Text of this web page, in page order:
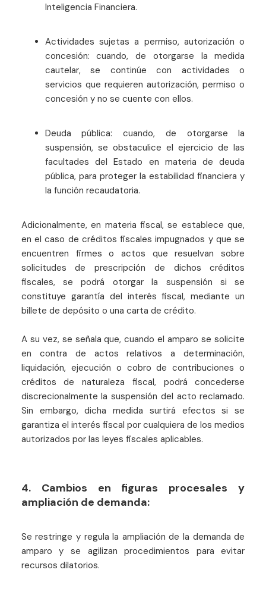
Inteligencia Financiera.
Actividades sujetas a permiso, autorización o
concesión: cuando, de otorgarse la medida
cautelar, se continúe con actividades o
servicios que requieren autorización, permiso o
concesión y no se cuente con ellos.
Deuda pública: cuando, de otorgarse la
suspensión, se obstaculice el ejercicio de las
facultades del Estado en materia de deuda
pública, para proteger la estabilidad financiera y
la función recaudatoria.
Adicionalmente, en materia fiscal, se establece que,
en el caso de créditos fiscales impugnados y que se
encuentren firmes o actos que resuelvan sobre
solicitudes de prescripción de dichos créditos
fiscales, se podrá otorgar la suspensión si se
constituye garantía del interés fiscal, mediante un
billete de depósito o una carta de crédito.
A su vez, se señala que, cuando el amparo se solicite
en contra de actos relativos a determinación,
liquidación, ejecución o cobro de contribuciones o
créditos de naturaleza fiscal, podrá concederse
discrecionalmente la suspensión del acto reclamado.
Sin embargo, dicha medida surtirá efectos si se
garantiza el interés fiscal por cualquiera de los medios
autorizados por las leyes fiscales aplicables.
4. Cambios en figuras procesales y
ampliación de demanda:
Se restringe y regula la ampliación de la demanda de
amparo y se agilizan procedimientos para evitar
recursos dilatorios.